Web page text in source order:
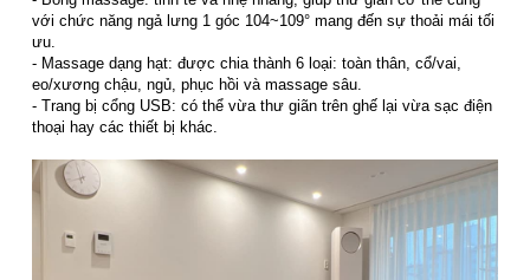
với chức năng ngả lưng 1 góc 104~109° mang đến sự thoải mái tối
ưu.
- Massage dạng hạt: được chia thành 6 loại: toàn thân, cổ/vai,
eo/xương chậu, ngủ, phục hồi và massage sâu.
- Trang bị cổng USB: có thể vừa thư giãn trên ghế lại vừa sạc điện
thoại hay các thiết bị khác.